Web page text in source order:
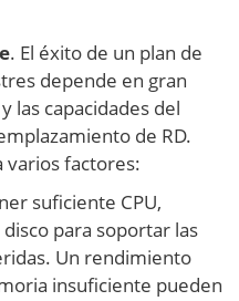
. El éxito de un plan de
depende en gran
las capacidades del
de RD.
varios factores:
suficiente CPU,
para soportar las
Un rendimiento
insuficiente pueden